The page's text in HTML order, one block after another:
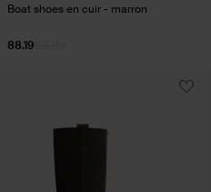
Boat shoes en cuir - marron
88.19